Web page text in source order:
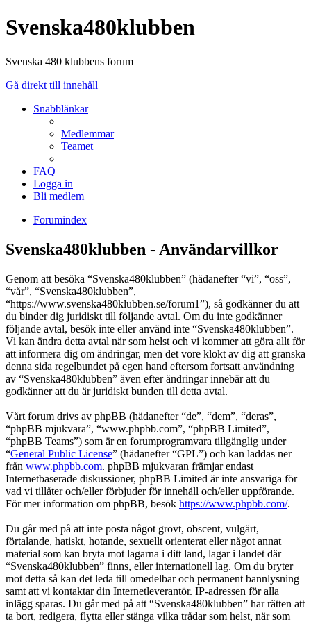
Svenska480klubben
Svenska 480 klubbens forum
Gå direkt till innehåll
Snabblänkar
Medlemmar
Teamet
FAQ
Logga in
Bli medlem
Forumindex
Svenska480klubben - Användarvillkor
Genom att besöka “Svenska480klubben” (hädanefter “vi”, “oss”,
“vår”, “Svenska480klubben”,
“https://www.svenska480klubben.se/forum1”), så godkänner du att
du binder dig juridiskt till följande avtal. Om du inte godkänner
följande avtal, besök inte eller använd inte “Svenska480klubben”.
Vi kan ändra detta avtal när som helst och vi kommer att göra allt för
att informera dig om ändringar, men det vore klokt av dig att granska
denna sida regelbundet på egen hand eftersom fortsatt användning
av “Svenska480klubben” även efter ändringar innebär att du
godkänner att du är juridiskt bunden till detta avtal.
Vårt forum drivs av phpBB (hädanefter “de”, “dem”, “deras”,
“phpBB mjukvara”, “www.phpbb.com”, “phpBB Limited”,
“phpBB Teams”) som är en forumprogramvara tillgänglig under
“General Public License” (hädanefter “GPL”) och kan laddas ner
från www.phpbb.com. phpBB mjukvaran främjar endast
Internetbaserade diskussioner, phpBB Limited är inte ansvariga för
vad vi tillåter och/eller förbjuder för innehåll och/eller uppförande.
För mer information om phpBB, besök https://www.phpbb.com/.
Du går med på att inte posta något grovt, obscent, vulgärt,
förtalande, hatiskt, hotande, sexuellt orienterat eller något annat
material som kan bryta mot lagarna i ditt land, lagar i landet där
“Svenska480klubben” finns, eller internationell lag. Om du bryter
mot detta så kan det leda till omedelbar och permanent bannlysning
samt att vi kontaktar din Internetleverantör. IP-adressen för alla
inlägg sparas. Du går med på att “Svenska480klubben” har rätten att
ta bort, redigera, flytta eller stänga vilka trådar som helst, när som